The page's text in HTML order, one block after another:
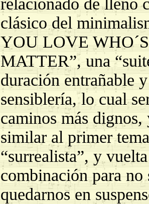
relacionado de lleno
clásico del
YOU LOVE
MATTER”, una
duración entrañable
sensiblería, lo cual
caminos más dignos,
similar al primer
“surrealista”, y
combinación para
quedarnos en